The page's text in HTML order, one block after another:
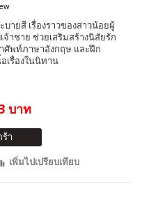
ายสี เรื่องราวของสาวน้อยผู้
าชาย ช่วยเสริมสร้างนิสัยรัก
ศัพท์ภาษาอังกฤษ และฝึก
เรื่องในนิทาน
บาท
า
เพิ่มไปเปรียบเทียบ